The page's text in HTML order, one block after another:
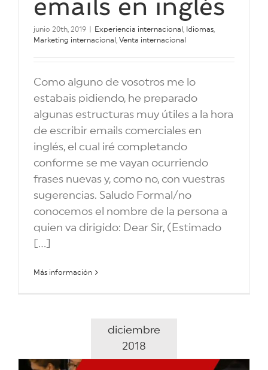
emails en inglés
junio 20th, 2019 Experiencia internacional Idiomas
Marketing internacional
Venta internacional
Como alguno de vosotros me lo
estabais pidiendo, he preparado
algunas estructuras muy útiles a la hora
de escribir emails comerciales en
inglés, el cual iré completando
conforme se me vayan ocurriendo
frases nuevas y, como no, con vuestras
sugerencias. Saludo Formal/no
conocemos el nombre de la persona a
quien va dirigido: Dear Sir, (Estimado
[...]
Más información
diciembre
2018